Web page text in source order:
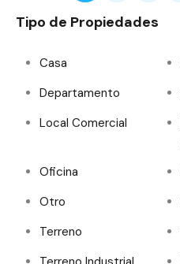
Tipo de Propiedades
Casa
Departamento
Local Comercial
Oficina
Otro
Terreno